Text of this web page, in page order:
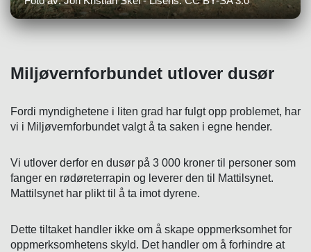
Miljøvernforbundet utlover dusør
Fordi myndighetene i liten grad har fulgt opp problemet, har
vi i Miljøvernforbundet valgt å ta saken i egne hender.
Vi utlover derfor en dusør på 3 000 kroner til personer som
fanger en rødøreterrapin og leverer den til Mattilsynet.
Mattilsynet har plikt til å ta imot dyrene.
Dette tiltaket handler ikke om å skape oppmerksomhet for
oppmerksomhetens skyld. Det handler om å forhindre at